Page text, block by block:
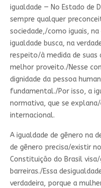
igualdade — No Estado de
sempre qualquer
sociedade,/como iguais,
igualdade busca, na
respeito/à medida de suas
melhor proveito./Nesse
dignidade da pessoa
fundamental./Por isso, a
normativa, que se
internacional.
A igualdade de gênero na
de gênero precisa/existir
Constituição do Brasil
barreiras./Essa
verdadeira, porque a